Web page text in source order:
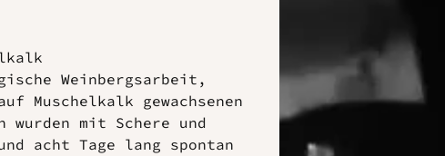
Weinbergsarbeit,
Muschelkalk gewachsenen
wurden mit Schere und
acht Tage lang spontan